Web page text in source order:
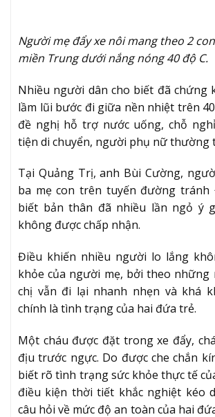
Người mẹ đẩy xe nôi mang theo 2
miền Trung dưới nắng nóng 40 độ C.
Nhiều người dân cho biết đã chứng
lầm lũi bước đi giữa nền nhiệt trên
đề nghị hỗ trợ nước uống, chỗ
tiện di chuyển, người phụ nữ thường
Tại Quảng Trị, anh Bùi Cường,
ba mẹ con trên tuyến đường tránh
biết bản thân đã nhiều lần ngỏ ý
không được chấp nhận.
Điều khiến nhiều người lo lắng
khỏe của người mẹ, bởi theo những
chị vẫn đi lại nhanh nhẹn và khá
chính là tình trạng của hai đứa trẻ.
Một cháu được đặt trong xe đẩy,
địu trước ngực. Do được che chắn
biết rõ tình trạng sức khỏe thực tế
điều kiện thời tiết khắc nghiệt kéo
câu hỏi về mức độ an toàn của hai